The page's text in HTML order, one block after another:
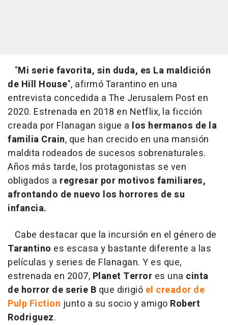
"Mi serie favorita, sin duda, es La maldición
de Hill House", afirmó Tarantino en una
entrevista concedida a The Jerusalem Post en
2020. Estrenada en 2018 en Netflix, la ficción
creada por Flanagan sigue a los hermanos de la
familia Crain, que han crecido en una mansión
maldita rodeados de sucesos sobrenaturales.
Años más tarde, los protagonistas se ven
obligados a regresar por motivos familiares,
afrontando de nuevo los horrores de su
infancia.
Cabe destacar que la incursión en el género de
Tarantino es escasa y bastante diferente a las
películas y series de Flanagan. Y es que,
estrenada en 2007, Planet Terror es una cinta
de horror de serie B que dirigió el creador de
Pulp Fiction junto a su socio y amigo Robert
Rodriguez.